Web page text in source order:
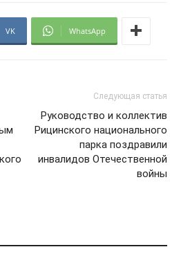
VK WhatsApp
Следующая статья
Руководство и коллектив
Рицинского национального
парка поздравили
инвалидов Отечественной
войны